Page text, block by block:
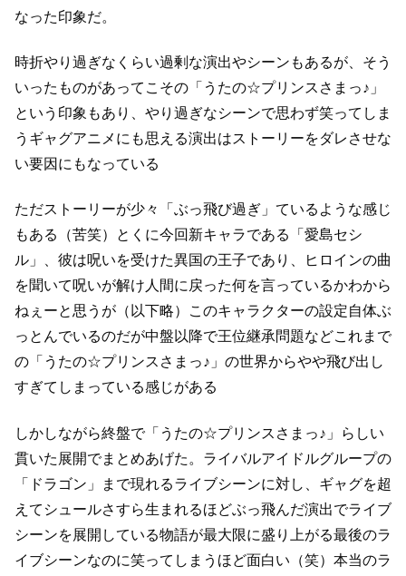
なった印象だ。
時折やり過ぎなくらい過剰な演出やシーンもあるが、 そう
いったものがあってこその「うたの☆プリンスさまっ♪」
という印象もあり、 やり過ぎなシーンで思わず笑ってしま
うギャグアニメにも思える演出はストーリーをダレさせな
い要因にもなっている
ただストーリーが少々「ぶっ飛び過ぎ」ているような感じ
もある（苦笑）
とくに今回新キャラである「愛島セシ
ル」、 彼は呪いを受けた異国の王子であり、ヒロインの曲
を聞いて呪いが解け人間に戻った何を言っているかわから
ねぇーと思うが（以下略）
このキャラクターの設定自体ぶ
っとんでいるのだが中盤以降で王位継承問題などこれまで
の「うたの☆プリンスさまっ♪」の世界からやや飛び出し
すぎてしまっている感じがある
しかしながら終盤で「うたの☆プリンスさまっ♪」らしい
貫いた展開でまとめあげた。 ライバルアイドルグループの
「ドラゴン」まで現れるライブシーンに対し、 ギャグを超
えてシュールさすら生まれるほどぶっ飛んだ演出でライブ
シーンを展開している物語が最大限に盛り上がる最後のラ
イブシーンなのに笑ってしまうほど面白い（笑） 本当のラ